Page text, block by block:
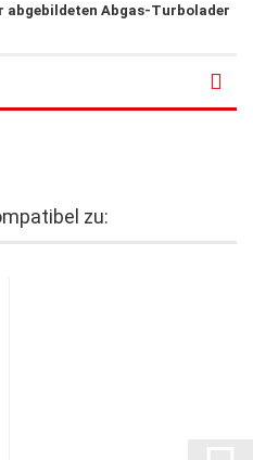
abgebildeten Abgas-Turbolader
zu: